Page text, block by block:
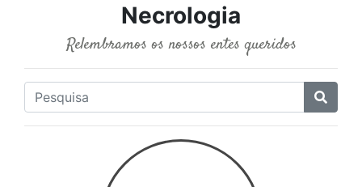
Necrologia
Relembramos os nossos entes queridos